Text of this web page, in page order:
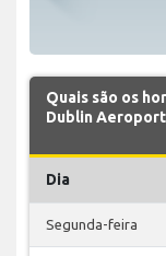
Quais são os
Dublin
Dia
Segunda-feira